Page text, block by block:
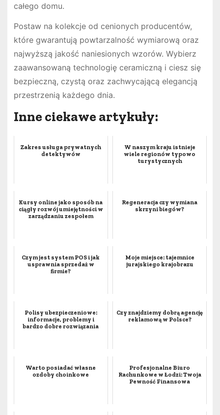
całego domu.
Postaw na kolekcje od cenionych producentów,
które gwarantują powtarzalność wymiarową oraz
najwyższą jakość naniesionych wzorów. Wybierz
zaawansowaną technologię ceramiczną i ciesz się
bezpieczną, czystą oraz zachwycającą elegancją
przestrzenią każdego dnia.
Inne ciekawe artykuły:
Zakres usługa prywatnych
detektywów
W naszym kraju istnieje
wiele regionów typowo
turystycznych
Kursy online jako sposób na
ciągły rozwój umiejętności w
zarządzaniu zespołem
Regeneracja czy wymiana
skrzyni biegów?
Czym jest system POS i jak
usprawnia sprzedaż w
firmie?
Moje miejsce: tajemnice
jurajskiego krajobrazu
Polisy ubezpieczeniowe:
informacje, problemy i
bardzo dobre rozwiązania
Czy znajdziemy dobrą agencję
reklamową w Polsce?
Warto posiadać własne
ozdoby choinkowe
Profesjonalne Biuro
Rachunkowe w Łodzi: Twoja
Pewność Finansowa